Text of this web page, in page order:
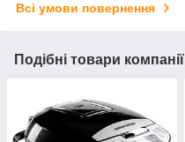
Всі умови повернення
Подібні товари компанії